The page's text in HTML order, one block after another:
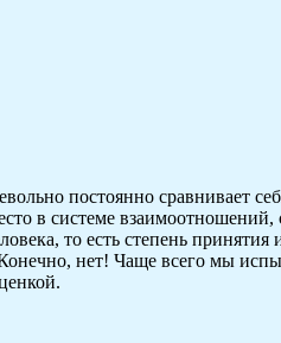
постоянно сравнивает
в системе
то есть степень
нет! Чаще всего мы